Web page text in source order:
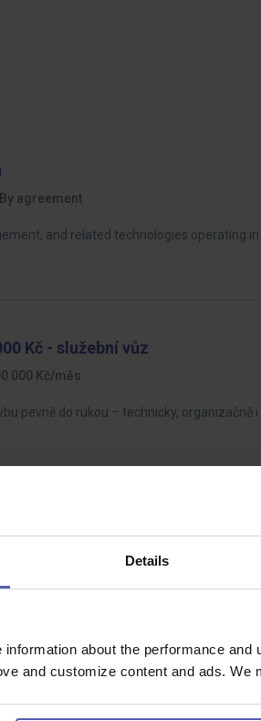
Details
about the performance
and customize content and ads.
By agreement
and related technologies operating
Kč - služební vůz
000 Kč/měs
pevně do rukou – technicky, organizačně
zodpovědný za přípravu a koordinaci